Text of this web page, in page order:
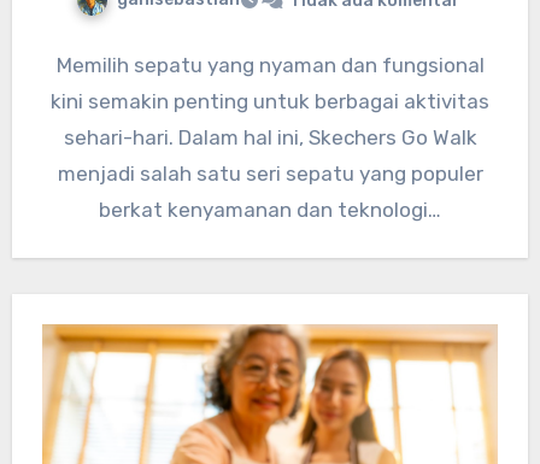
Memilih sepatu yang nyaman dan fungsional
kini semakin penting untuk berbagai aktivitas
sehari-hari. Dalam hal ini, Skechers Go Walk
menjadi salah satu seri sepatu yang populer
berkat kenyamanan dan teknologi…